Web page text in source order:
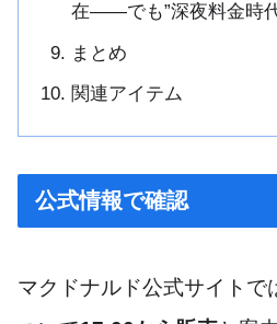
在――でも”深夜料金時
まとめ
関連アイテム
公式情報で確認
マクドナルド公式サイトで